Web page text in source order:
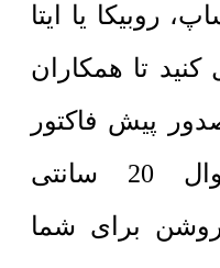
روبیکا یا ایتا
تا همکاران
پیش فاکتور
فروش ترمووال 20 سانتی
برای شما